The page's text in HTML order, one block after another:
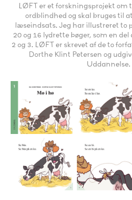
LØFT er et forskningsprojekt om
ordblindhed og skal bruges til
læseindsats. Jeg har illustreret to
20 og 16 lydrette bøger, som en
2 og 3. LØFT er skrevet af de to
Dorthe Klint Petersen og